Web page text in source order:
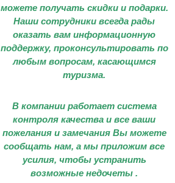
можете получать скидки и подарки.
Наши сотрудники всегда рады
оказать вам информационную
поддержку, проконсультировать по
любым вопросам, касающимся
туризма.
В компании работает система
контроля качества и все ваши
пожелания и замечания Вы можете
сообщать нам, а мы приложим все
усилия, чтобы устранить
возможные недочеты .